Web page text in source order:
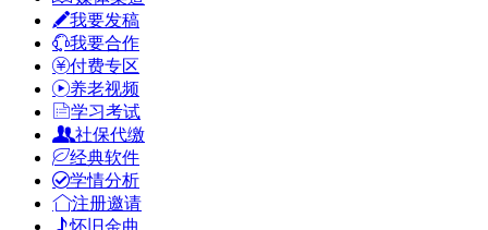
我要发稿
我要合作
付费专区
养老视频
学习考试
社保代缴
经典软件
学情分析
注册邀请